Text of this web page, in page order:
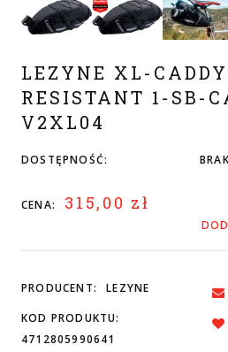
LEZYNE XL-
RESISTANT 1-SB-
V2XL04
DOSTĘPNOŚĆ:
CENA: 315,00 zł
PRODUCENT:
LEZYNE
KOD PRODUKTU:
4712805990641